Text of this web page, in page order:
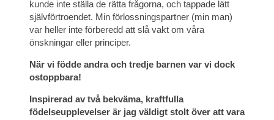
kunde inte ställa de rätta frågorna, och tappade lätt
självförtroendet. Min förlossningspartner (min man)
var heller inte förberedd att slå vakt om våra
önskningar eller principer.
När vi födde andra och tredje barnen var vi dock
ostoppbara!
Inspirerad av två bekväma, kraftfulla
födelseupplevelser är jag väldigt stolt över att vara